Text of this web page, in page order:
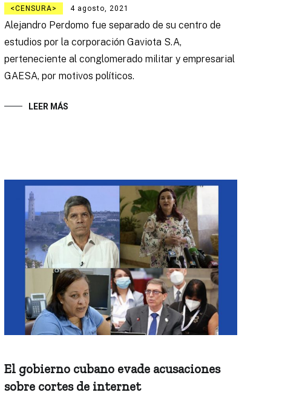
CENSURA 4 agosto, 2021
Alejandro Perdomo fue separado de su centro de
estudios por la corporación Gaviota S.A,
perteneciente al conglomerado militar y empresarial
GAESA, por motivos políticos.
LEER MÁS
El gobierno cubano evade acusaciones
sobre cortes de internet